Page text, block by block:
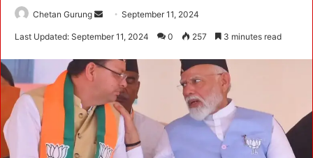
Chetan Gurung
d
e
m
a
September 11, 2024
Last Updated: September 11, 2024 0 257 3 minutes read